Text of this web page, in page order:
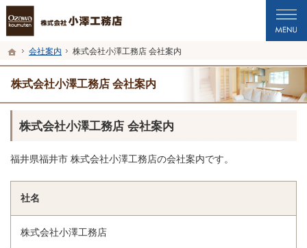
ホーム
会社案内 株式会社小澤工務店 会社案内
株式会社小澤工務店 会社案内
プロの目線からご提案。福井市・鯖江市・坂井市の注文住宅・新築戸建てを手が
福井市・鯖江市・坂井市の新築・注文住宅・新築戸建てを手がける工務店なら小澤
株式会社小澤工務店 会社案内
福井県福井市 株式会社小澤工務店の会社案内です。
社名
株式会社小澤工務店